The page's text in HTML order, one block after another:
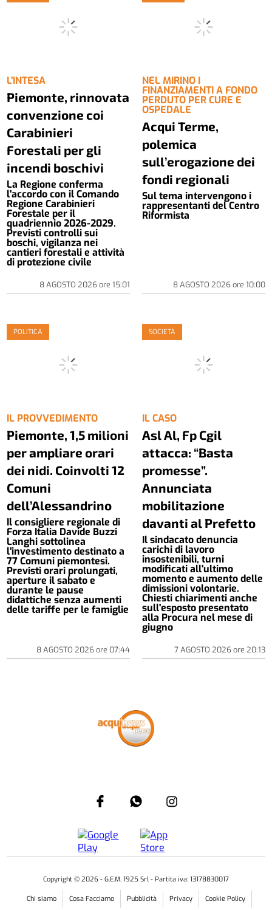
L'INTESA
Piemonte, rinnovata
convenzione coi
Carabinieri
Forestali per gli
incendi boschivi
La Regione conferma
l'accordo con il Comando
Regione Carabinieri
Forestale per il
quadriennio 2026-2029.
Previsti controlli sui
boschi, vigilanza nei
cantieri forestali e attività
di protezione civile
8 AGOSTO 2026ore 15:01
NEL MIRINO I
FINANZIAMENTI A FONDO
PERDUTO PER CURE E
OSPEDALE
Acqui Terme,
polemica
sull’erogazione dei
fondi regionali
Sul tema intervengono i
rappresentanti del Centro
Riformista
8 AGOSTO 2026ore 10:00
POLITICA
IL PROVVEDIMENTO
Piemonte, 1,5 milioni
per ampliare orari
dei nidi. Coinvolti 12
Comuni
dell’Alessandrino
Il consigliere regionale di
Forza Italia Davide Buzzi
Langhi sottolinea
l'investimento destinato a
77 Comuni piemontesi.
Previsti orari prolungati,
aperture il sabato e
durante le pause
didattiche senza aumenti
delle tariffe per le famiglie
8 AGOSTO 2026ore 07:44
SOCIETÀ
IL CASO
Asl Al, Fp Cgil
attacca: “Basta
promesse”.
Annunciata
mobilitazione
davanti al Prefetto
Il sindacato denuncia
carichi di lavoro
insostenibili, turni
modificati all'ultimo
momento e aumento delle
dimissioni volontarie.
Chiesti chiarimenti anche
sull'esposto presentato
alla Procura nel mese di
giugno
7 AGOSTO 2026ore 20:13
Copyright © 2026 - G.E.M. 1925 Srl - Partita iva: 13178830017
Chi siamo Cosa Facciamo Pubblicità Privacy Cookie Policy